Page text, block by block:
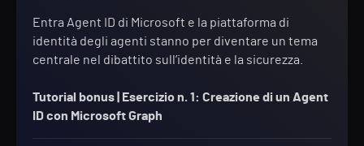
Entra Agent ID di Microsoft e la piattaforma di
identità degli agenti stanno per diventare un tema
centrale nel dibattito sull’identità e la sicurezza.
Tutorial bonus |
Esercizio n. 1: Creazione di un Agent
ID con Microsoft Graph